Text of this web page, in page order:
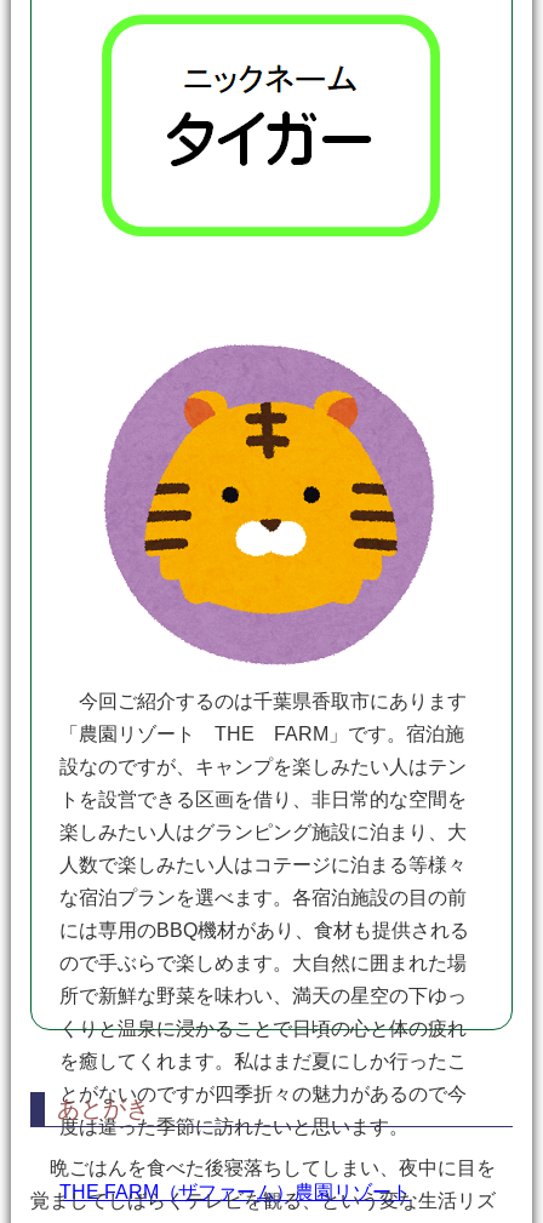
今回ご紹介するのは千葉県香取市にあります
「農園リゾート THE FARM」です。宿泊施
設なのですが、キャンプを楽しみたい人はテン
トを設営できる区画を借り、非日常的な空間を
楽しみたい人はグランピング施設に泊まり、大
人数で楽しみたい人はコテージに泊まる等様々
な宿泊プランを選べます。各宿泊施設の目の前
には専用のBBQ機材があり、食材も提供される
ので手ぶらで楽しめます。大自然に囲まれた場
所で新鮮な野菜を味わい、満天の星空の下ゆっ
くりと温泉に浸かることで日頃の心と体の疲れ
を癒してくれます。私はまだ夏にしか行ったこ
とがないのですが四季折々の魅力があるので今
度は違った季節に訪れたいと思います。
THE FARM（ザファーム）農園リゾート
あとがき
晩ごはんを食べた後寝落ちしてしまい、夜中に目を
覚ましてしばらくテレビを観る、という変な生活リズ